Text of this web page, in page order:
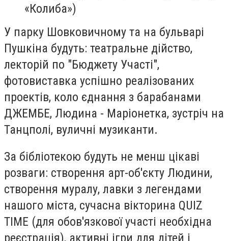
«Колиба»)
У парку Шовковичному та на бульварі
Пушкіна будуть: театральне дійство,
лекторій по "Бюджету Участі",
фотовиставка успішно реалізованих
проектів, коло єднання з барабанами
ДЖЕМБЕ, Людина - Маріонетка, зустріч на
Танцполі, вуличні музиканти.
За бібліотекою будуть не менш цікаві
розваги: створення арт-об'єкту Людини,
створення муралу, лавки з легендами
нашого міста, сучасна вікторина QUIZ
TIME (для обов'язкової участі необхідна
реєстрація), активні ігри для дітей і